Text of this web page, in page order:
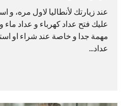
عند زيارتك لأنطاليا لاول مره، و
عليك فتح عداد كهرباء و عداد ماء
مهمة جدا و خاصة عند شراء او
عداد...